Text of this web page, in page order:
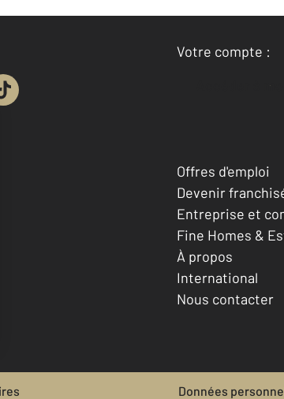
Votre compte :
Accéder à
Offres d'emploi
Devenir
Entreprise et
Fine Homes &
À propos
International
Nous contacter
Données